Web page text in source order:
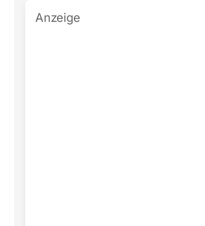
Anzeige